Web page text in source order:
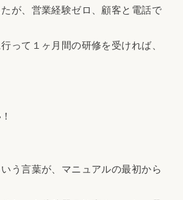
が、営業経験ゼロ、顧客と電話で
って１ヶ月間の研修を受ければ、
う言葉が、マニュアルの最初から